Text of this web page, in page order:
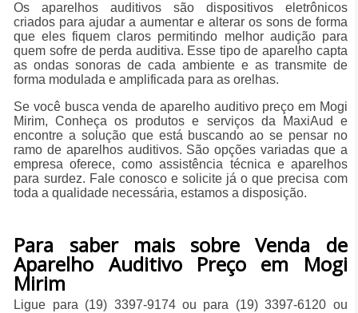
Os aparelhos auditivos são dispositivos eletrônicos
criados para ajudar a aumentar e alterar os sons de forma
que eles fiquem claros permitindo melhor audição para
quem sofre de perda auditiva. Esse tipo de aparelho capta
as ondas sonoras de cada ambiente e as transmite de
forma modulada e amplificada para as orelhas.
Se você busca venda de aparelho auditivo preço em Mogi
Mirim, Conheça os produtos e serviços da MaxiAud e
encontre a solução que está buscando ao se pensar no
ramo de aparelhos auditivos. São opções variadas que a
empresa oferece, como assistência técnica e aparelhos
para surdez. Fale conosco e solicite já o que precisa com
toda a qualidade necessária, estamos a disposição.
Para saber mais sobre Venda de
Aparelho Auditivo Preço em Mogi
Mirim
Ligue para (19) 3397-9174ou para (19) 3397-6120 ou